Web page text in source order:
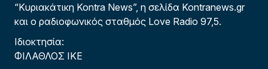
“Κυριακάτικη Kontra News”, η σελίδα Kontranews.gr
και ο ραδιοφωνικός σταθμός Love Radio 97,5.
Ιδιοκτησία:
ΦΙΛΑΘΛΟΣ ΙΚΕ